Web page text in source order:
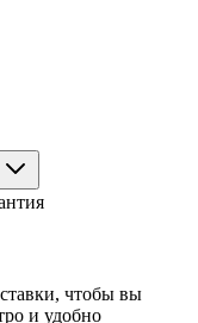
чтобы вы
и удобно